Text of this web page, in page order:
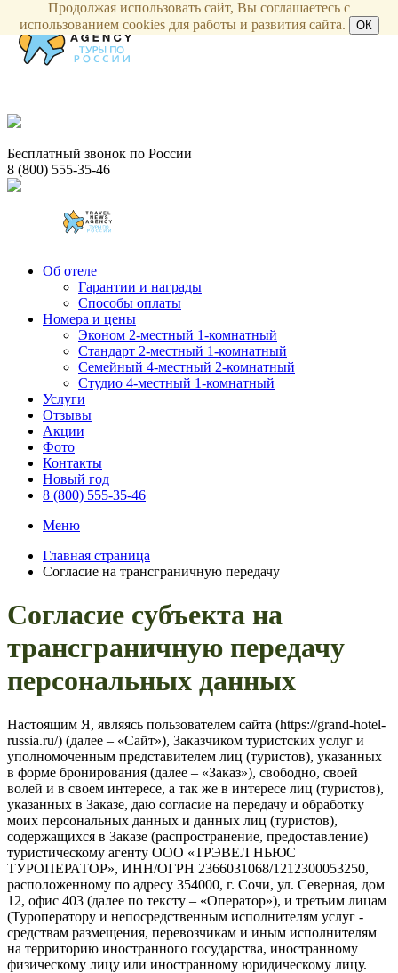
Бесплатный звонок по России
8 (800) 555-35-46
Об отеле
Гарантии и награды
Способы оплаты
Номера и цены
Эконом 2-местный 1-комнатный
Стандарт 2-местный 1-комнатный
Семейный 4-местный 2-комнатный
Студио 4-местный 1-комнатный
Услуги
Отзывы
Акции
Фото
Контакты
Новый год
8 (800) 555-35-46
Меню
Главная страница
Согласие на трансграничную передачу
Согласие субъекта на
трансграничную передачу
персональных данных
Настоящим Я, являясь пользователем сайта (https://grand-hotel-
russia.ru/) (далее – «Сайт»), Заказчиком туристских услуг и
уполномоченным представителем лиц (туристов), указанных
в форме бронирования (далее – «Заказ»), свободно, своей
волей и в своем интересе, а так же в интересе лиц (туристов),
указанных в Заказе, даю согласие на передачу и обработку
моих персональных данных и данных лиц (туристов),
содержащихся в Заказе (распространение, предоставление)
туристическому агенту ООО «ТРЭВЕЛ НЬЮС
ТУРОПЕРАТОР», ИНН/ОГРН 2366031068/1212300053250,
расположенному по адресу 354000, г. Сочи, ул. Северная, дом
12, офис 403 (далее по тексту – «Оператор»), и третьим лицам
(Туроператору и непосредственным исполнителям услуг -
средствам размещения, перевозчикам и иным исполнителям
на территорию иностранного государства, иностранному
физическому лицу или иностранному юридическому лицу.
Продолжая использовать сайт, Вы соглашаетесь с
использованием cookies для работы и развития сайта.
ОК